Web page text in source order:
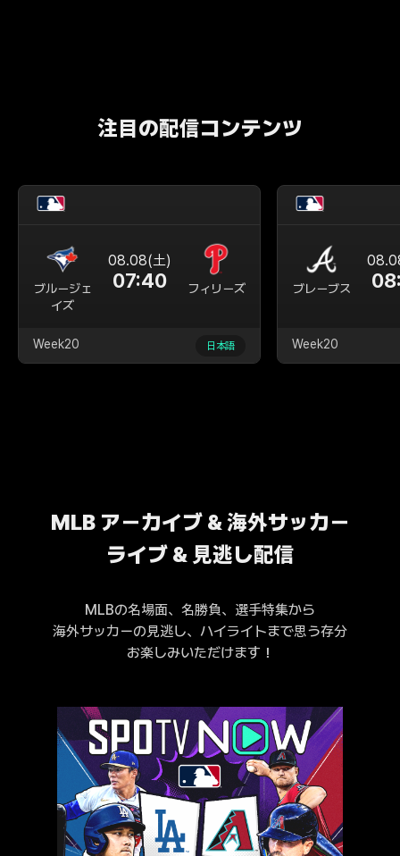
注目の配信コンテンツ
ブルージェ
イズ
08.08(土)
07:40 フィリーズ
Week20 日本語
ブレーブス
Week20
MLB アーカイブ & 海外サッカー
ライブ & 見逃し配信
MLBの名場面、名勝負、選手特集から
海外サッカーの見逃し、ハイライトまで思う存分
お楽しみいただけます！